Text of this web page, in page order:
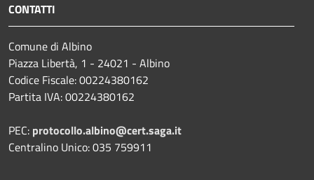
CONTATTI
Comune di Albino
Piazza Libertà, 1 - 24021 - Albino
Codice Fiscale: 00224380162
Partita IVA: 00224380162
PEC: protocollo.albino@cert.saga.it
Centralino Unico: 035 759911